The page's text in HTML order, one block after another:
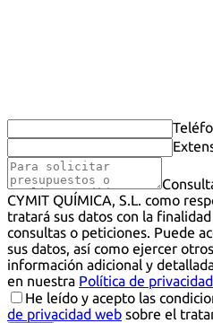
CYMIT QUÍMICA, S.L. como
tratará sus datos con la
consultas o peticiones. Puede
sus datos, así como ejercer
información adicional y
en nuestra Política de
He leído y acepto las
de privacidad web sobre el